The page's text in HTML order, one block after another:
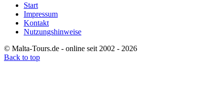
Start
Impressum
Kontakt
Nutzungshinweise
© Malta-Tours.de - online seit 2002 - 2026
Back to top